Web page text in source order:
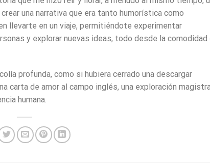
una narrativa que era tanto humorística como
llevarte en un viaje, permitiéndote experimentar
y explorar nuevas ideas, todo desde la comodidad
profunda, como si hubiera cerrado una descargar
carta de amor al campo inglés, una exploración
humana.